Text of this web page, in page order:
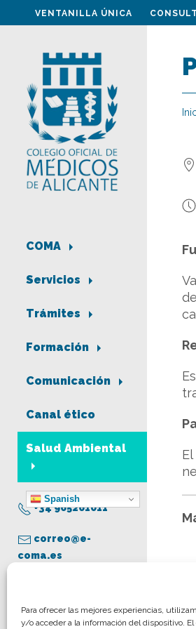
Para ofrecer las mejores experiencias,
y/o acceder a la información del dispositivo.
VENTANILLA ÚNICA
COMA
Servicios
Trámites
Formación
Comunicación
Canal ético
Salud Ambiental
Spanish
+34 965261011
correo@e-
coma.es
Aviso legal